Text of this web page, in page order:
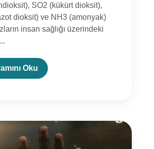
SO2 (kükürt dioksit),
dioksit) ve NH3 (amonyak)
insan sağlığı üzerindeki
Oku